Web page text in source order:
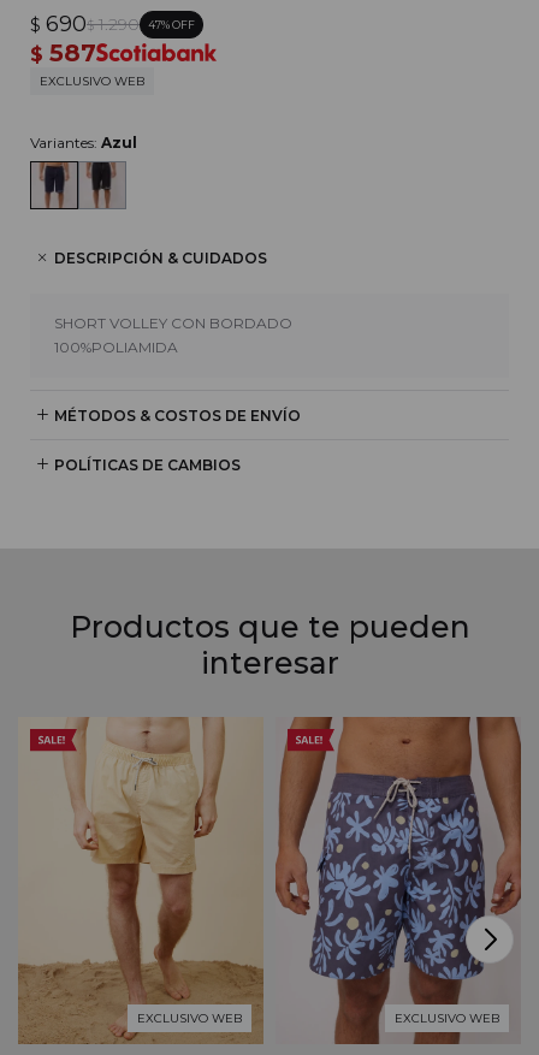
$ 690$ 1.290 47
$ 587
EXCLUSIVO WEB
Variantes: Azul
DESCRIPCIÓN & CUIDADOS
SHORT VOLLEY CON BORDADO
100%POLIAMIDA
MÉTODOS & COSTOS DE ENVÍO
POLÍTICAS DE CAMBIOS
Productos que te pueden
interesar
EXCLUSIVO WEB EXCLUSIVO WEB